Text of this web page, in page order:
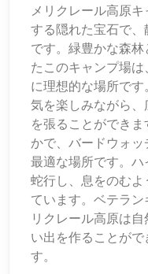
メリクレール高原
する隠れた宝石で
です。緑豊かな森
たこのキャンプ場
に理想的な場所で
気を楽しみながら
を張ることができ
かで、バードウォ
最適な場所です。
蛇行し、息をのむ
ています。ベテラ
リクレール高原は
い出を作ることが
す。